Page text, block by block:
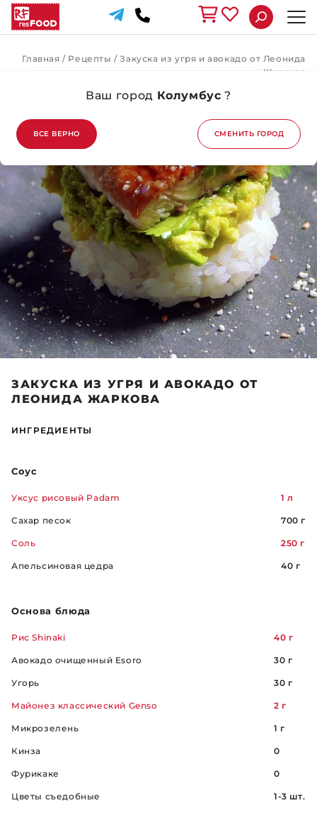
Ваш город Колумбус ?
ВСЕ ВЕРНО СМЕНИТЬ ГОРОД
Главная / Рецепты /Закуска из угря и авокадо от Леонида
Жаркова
ЗАКУСКА ИЗ УГРЯ И АВОКАДО ОТ
ЛЕОНИДА ЖАРКОВА
ИНГРЕДИЕНТЫ
Соус
Уксус рисовый Padam 1 л
Сахар песок 700 г
Соль 250 г
Апельсиновая цедра 40 г
Основа блюда
Рис Shinaki 40 г
Авокадо очищенный Esoro 30 г
Угорь 30 г
Майонез классический Genso 2 г
Микрозелень 1 г
Кинза 0
Фурикаке 0
Цветы съедобные 1-3 шт.
ВЕРНУТЬСЯ НАЗАД